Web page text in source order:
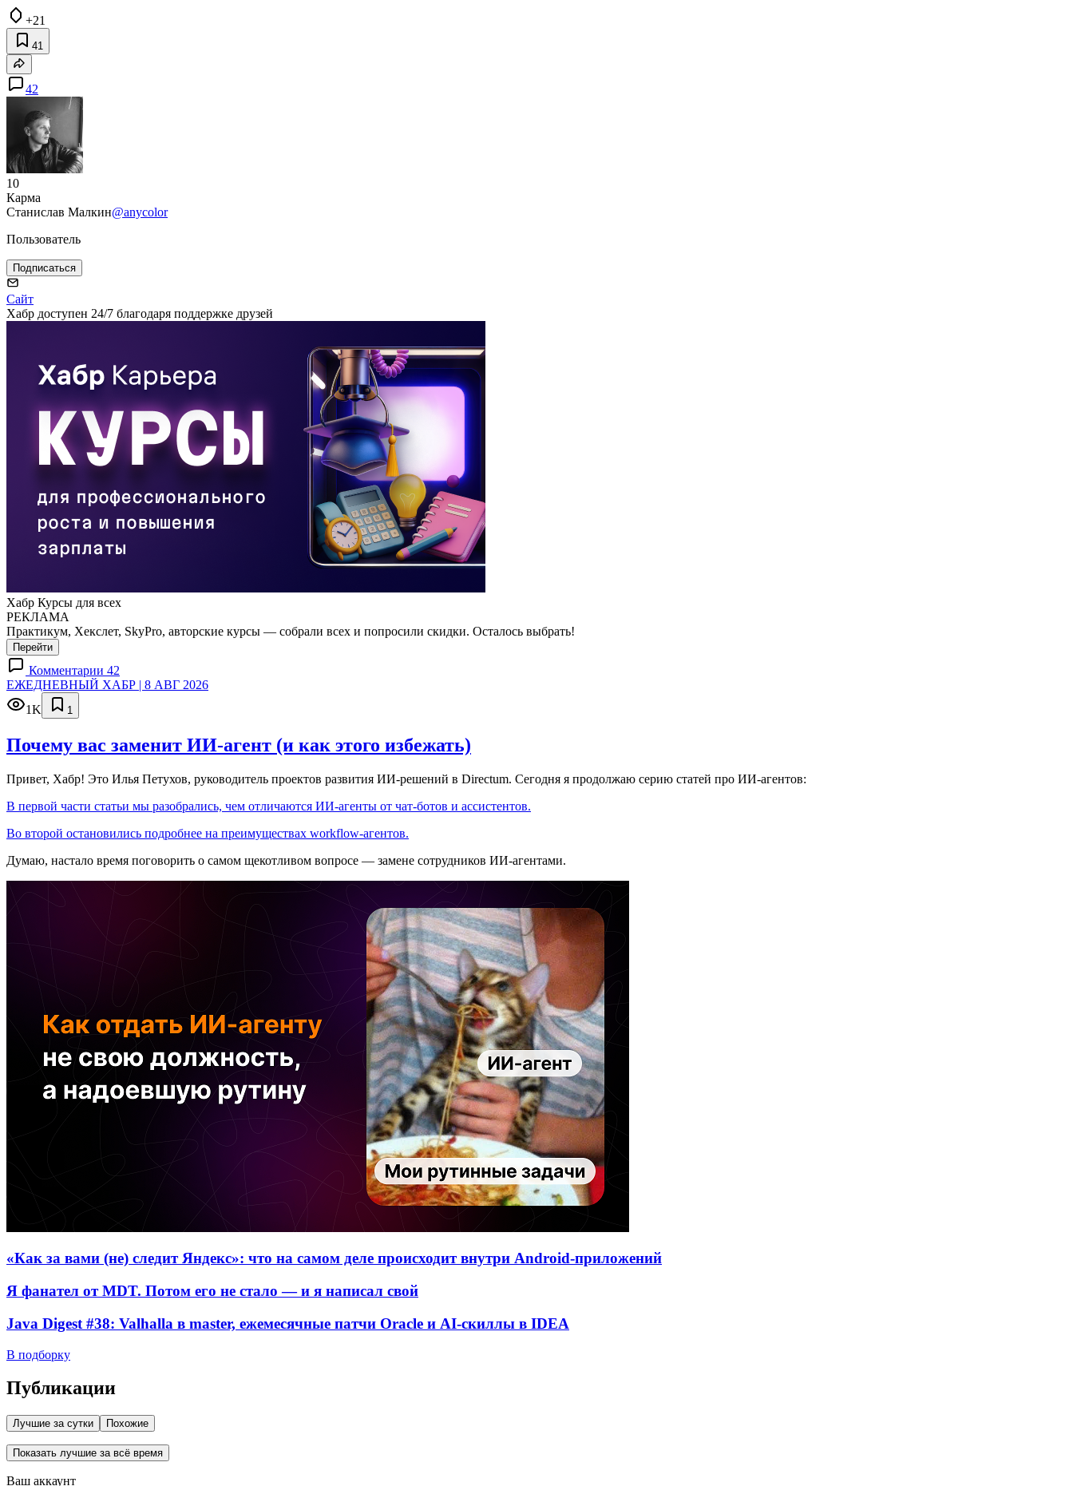
+21
41
42
10
Карма
Станислав Малкин@anycolor
Пользователь
Подписаться
Сайт
Хабр доступен 24/7 благодаря поддержке друзей
Хабр Курсы для всех
РЕКЛАМА
Практикум, Хекслет, SkyPro, авторские курсы — собрали всех и попросили скидки. Осталось выбрать!
Перейти
Комментарии 42
ЕЖЕДНЕВНЫЙ ХАБР | 8 АВГ 2026
1K
1
Почему вас заменит ИИ‑агент (и как этого избежать)
Привет, Хабр! Это Илья Петухов, руководитель проектов развития ИИ-решений в Directum. Сегодня я продолжаю серию статей про ИИ-агентов:
В первой части статьи мы разобрались, чем отличаются ИИ-агенты от чат-ботов и ассистентов.
Во второй остановились подробнее на преимуществах workflow-агентов.
Думаю, настало время поговорить о самом щекотливом вопросе — замене сотрудников ИИ-агентами.
«Как за вами (не) следит Яндекс»: что на самом деле происходит внутри Android-приложений
Я фанател от MDT. Потом его не стало — и я написал свой
Java Digest #38: Valhalla в master, ежемесячные патчи Oracle и AI-скиллы в IDEA
В подборку
Публикации
Лучшие за сутки Похожие
Показать лучшие за всё время
Ваш аккаунт